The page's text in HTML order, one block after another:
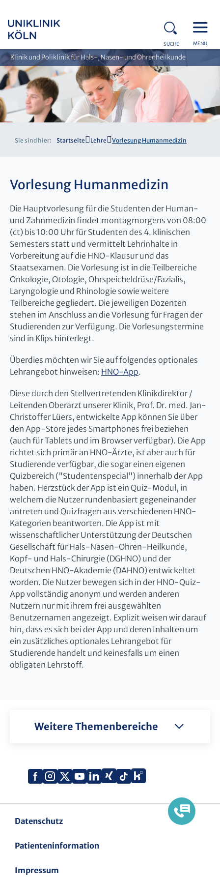
SUCHE MENÜ
Klinik und Poliklinik für Hals-, Nasen- und Ohrenheilkunde
Sie sind hier: Startseite Lehre Vorlesung Humanmedizin
Vorlesung Humanmedizin
Die Hauptvorlesung für die Studenten der Human-
und Zahnmedizin findet montagmorgens von 08:00
(ct) bis 10:00 Uhr für Studenten des 4. klinischen
Semesters statt und vermittelt Lehrinhalte in
Vorbereitung auf die HNO-Klausur und das
Staatsexamen. Die Vorlesung ist in die Teilbereiche
Onkologie, Otologie, Ohrspeicheldrüse/Fazialis,
Laryngologie und Rhinologie sowie weitere
Teilbereiche gegliedert. Die jeweiligen Dozenten
stehen im Anschluss an die Vorlesung für Fragen der
Studierenden zur Verfügung. Die Vorlesungstermine
sind in Klips hinterlegt.
Überdies möchten wir Sie auf folgendes optionales
Lehrangebot hinweisen: HNO-App.
Diese durch den Stellvertretenden Klinikdirektor /
Leitenden Oberarzt unserer Klinik, Prof. Dr. med. Jan-
Christoffer Lüers, entwickelte App können Sie über
den App-Store jedes Smartphones frei beziehen
(auch für Tablets und im Browser verfügbar). Die App
richtet sich primär an HNO-Ärzte, ist aber auch für
Studierende verfügbar, die sogar einen eigenen
Quizbereich ("Studentenspecial") innerhalb der App
haben. Herzstück der App ist ein Quiz-Modul, in
welchem die Nutzer rundenbasiert gegeneinander
antreten und Quizfragen aus verschiedenen HNO-
Kategorien beantworten. Die App ist mit
wissenschaftlicher Unterstützung der Deutschen
Gesellschaft für Hals-Nasen-Ohren-Heilkunde,
Kopf- und Hals-Chirurgie (DGHNO) und der
Deutschen HNO-Akademie (DAHNO) entwickeltet
worden. Die Nutzer bewegen sich in der HNO-Quiz-
App vollständig anonym und werden anderen
Nutzern nur mit ihrem frei ausgewählten
Benutzernamen angezeigt. Explizit weisen wir darauf
hin, dass es sich bei der App und deren Inhalten um
ein zusätzliches optionales Lehrangebot für
Studierende handelt und keinesfalls um einen
obligaten Lehrstoff.
Weitere Themenbereiche
Facebook
Instagram
X
YouTube
LinkedIn
Xing TiktokKununu
Datenschutz
Patienteninformation
Impressum